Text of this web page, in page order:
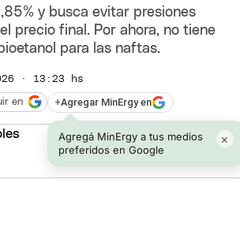
y busca evitar presiones
precio final. Por ahora, no tiene
para las naftas.
· 13:23 hs
+Agregar MinErgy en
Agregá MinErgy a tus medios
preferidos en Google
×
en